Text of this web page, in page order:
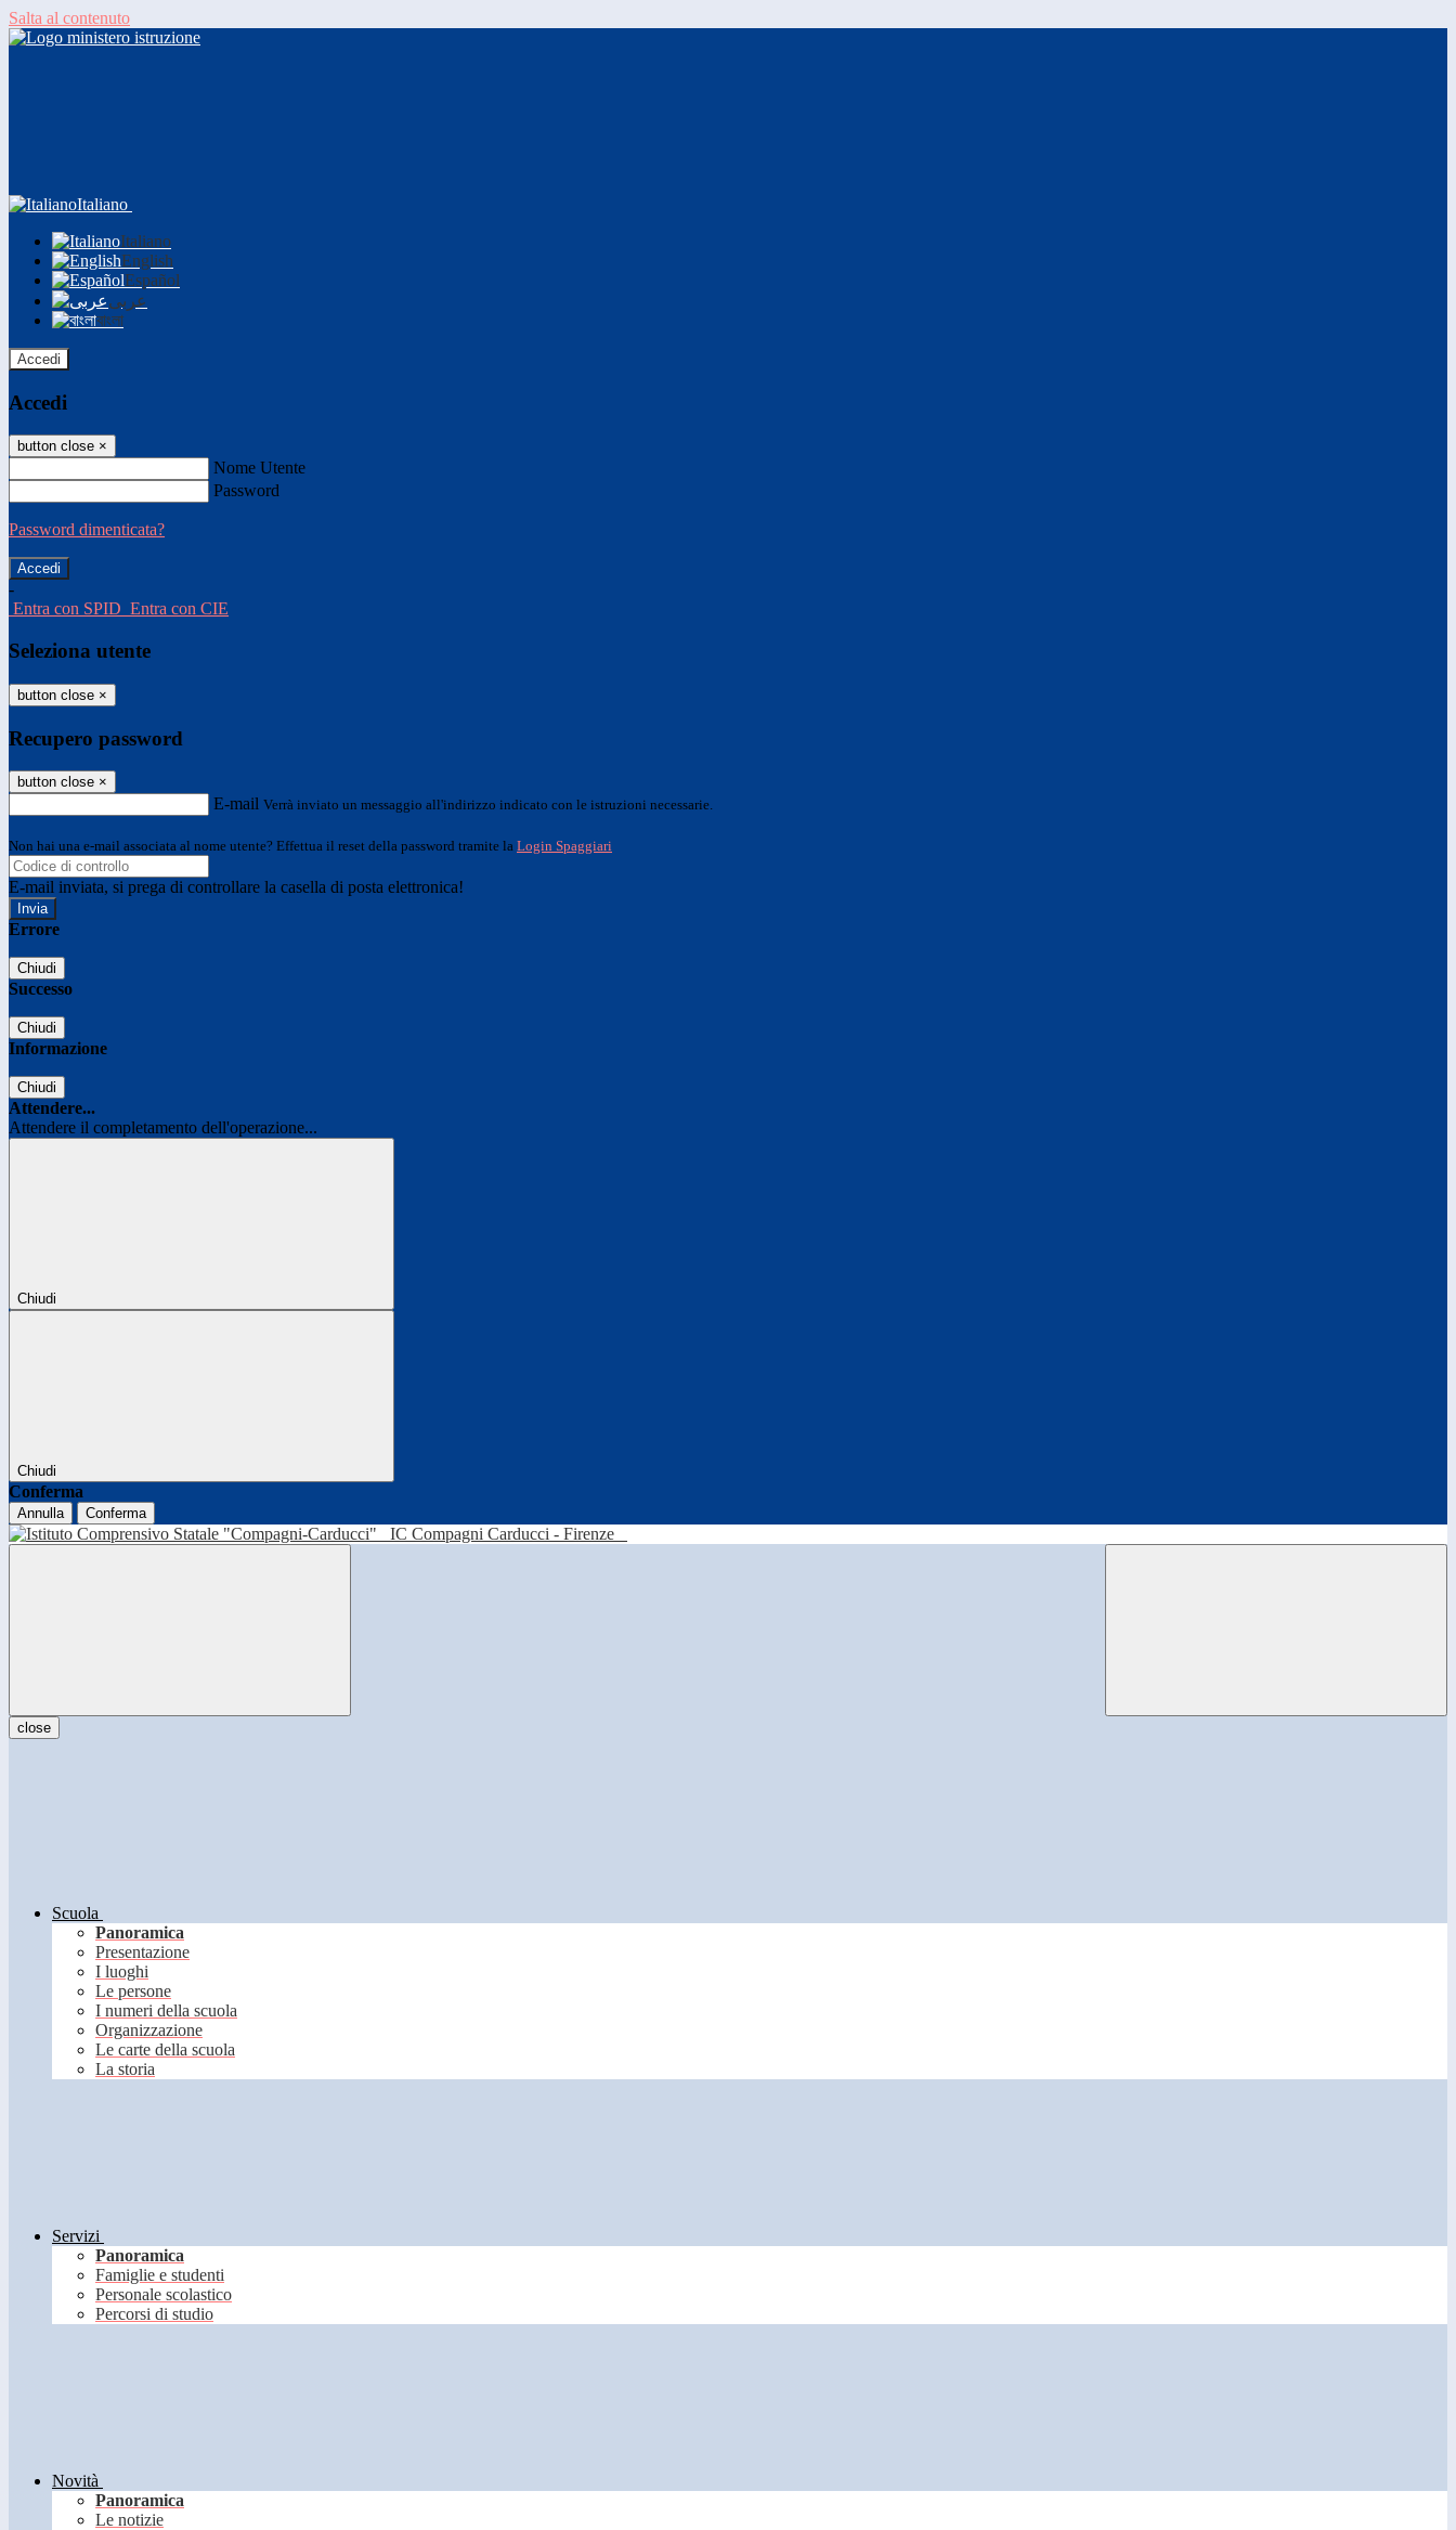
Salta al contenuto
Italiano
Italiano
English
Español
عربى
বাংলা
Accedi
Accedi
button close ×
Nome Utente
Password
Password dimenticata?
-
Entra con SPID Entra con CIE
Seleziona utente
button close ×
Recupero password
button close ×
E-mail Verrà inviato un messaggio all'indirizzo indicato con le istruzioni necessarie.
Non hai una e-mail associata al nome utente? Effettua il reset della password tramite la Login Spaggiari
E-mail inviata, si prega di controllare la casella di posta elettronica!
Errore
Chiudi
Successo
Chiudi
Informazione
Chiudi
Attendere...
Attendere il completamento dell'operazione...
Chiudi
Chiudi
Conferma
Annulla Conferma
IC Compagni Carducci - Firenze
close
Scuola
Panoramica
Presentazione
I luoghi
Le persone
I numeri della scuola
Organizzazione
Le carte della scuola
La storia
Servizi
Panoramica
Famiglie e studenti
Personale scolastico
Percorsi di studio
Novità
Panoramica
Le notizie